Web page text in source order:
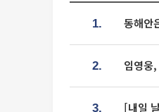
1. 동해안
2. 임영웅
3. [내일